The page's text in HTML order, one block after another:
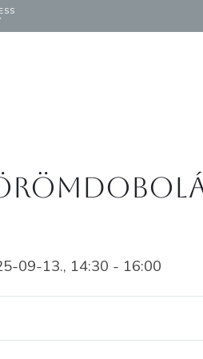
09-13., 14:30 - 16:00